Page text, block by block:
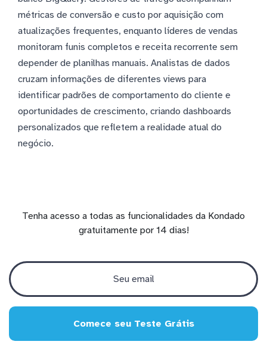
métricas de conversão e custo por aquisição com
atualizações frequentes, enquanto líderes de vendas
monitoram funis completos e receita recorrente sem
depender de planilhas manuais. Analistas de dados
cruzam informações de diferentes views para
identificar padrões de comportamento do cliente e
oportunidades de crescimento, criando dashboards
personalizados que refletem a realidade atual do
negócio.
Tenha acesso a todas as funcionalidades da Kondado
gratuitamente por 14 dias!
Comece seu Teste Grátis